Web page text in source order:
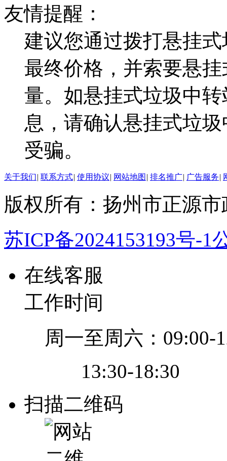
友情提醒：
建议您通过拨打悬挂
最终价格，并索要悬
量。如悬挂式垃圾中
息，请确认悬挂式垃
受骗。
关于我们| 联系方式| 使用协议| 网站地图 | 排名推广| 广告服务|
版权所有：扬州市正源
苏ICP备2024153193号-1
在线客服
工作时间
周一至周六：09:00-
13:30-18:30
扫描二维码